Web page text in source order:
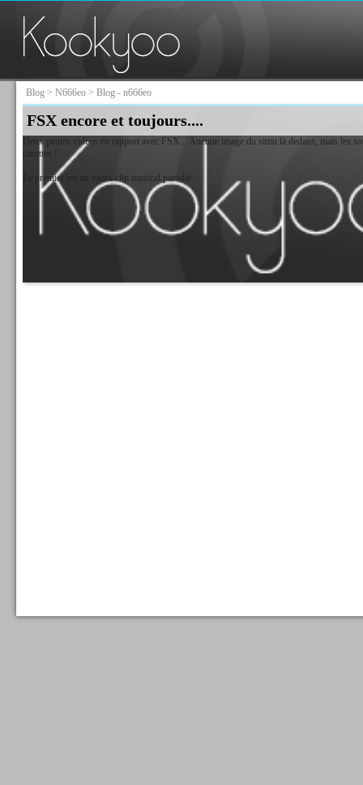
Blog> N666eo> Blog - n666eo
FSX encore et toujours....
Deux petites vidéos en rapport avec FSX... Aucune image du simu là dedans, mais les
carottes !
Le premier est un vieux clip musical parodié :